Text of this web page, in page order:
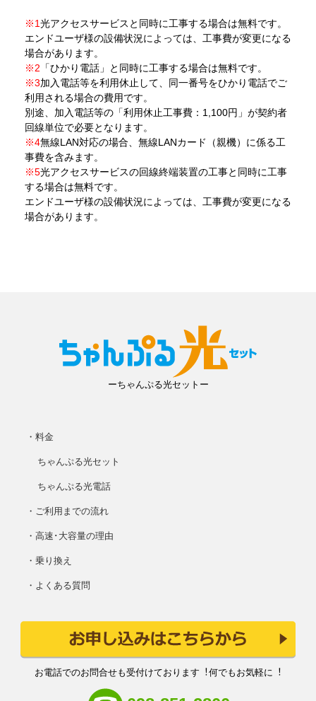
※1光アクセスサービスと同時に工事する場合は無料です。
エンドユーザ様の設備状況によっては、工事費が変更になる
場合があります。
※2 「ひかり電話」と同時に工事する場合は無料です。
※3加入電話等を利用休止して、同一番号をひかり電話でご
利用される場合の費用です。
別途、加入電話等の「利用休止工事費：1,100円」が契約者
回線単位で必要となります。
※4無線LAN対応の場合、無線LANカード（親機）に係る工
事費を含みます。
※5光アクセスサービスの回線終端装置の工事と同時に工事
する場合は無料です。
エンドユーザ様の設備状況によっては、工事費が変更になる
場合があります。
ーちゃんぷる光セットー
・料金
ちゃんぷる光セット
ちゃんぷる光電話
・ご利用までの流れ
・高速･大容量の理由
・乗り換え
・よくある質問
お電話でのお問合せも受付けております︕何でもお気軽に︕